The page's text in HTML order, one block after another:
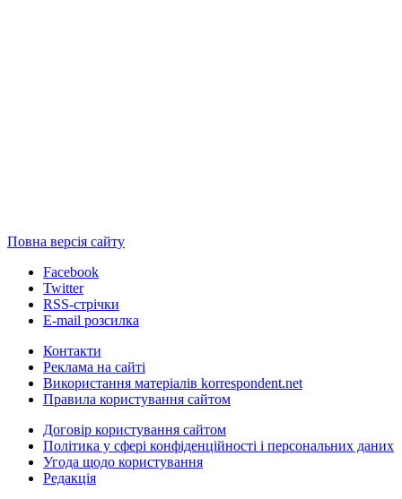
Повна версія сайту
Facebook
Twitter
RSS-стрічки
E-mail розсилка
Контакти
Реклама на сайті
Використання матеріалів korrespondent.net
Правила користування сайтом
Договір користування сайтом
Політика у сфері конфіденційності і персональних даних
Угода щодо користування
Редакція